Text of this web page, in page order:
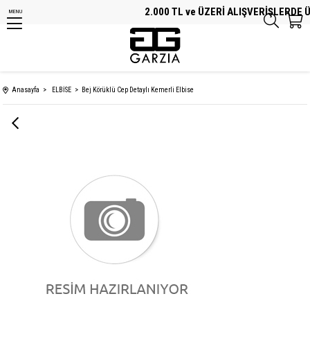
2.000 TL ve ÜZERİ ALIŞVERİŞLERDE
MENU
Anasayfa ELBİSE Bej Körüklü Cep Detaylı Kemerli Elbise